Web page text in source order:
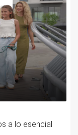
a lo esencial